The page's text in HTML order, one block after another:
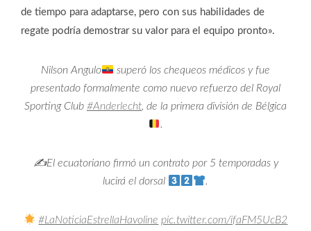
de tiempo para adaptarse, pero con sus habilidades de
regate podría demostrar su valor para el equipo pronto».
Nilson Angulo
superó los chequeos médicos y fue
presentado formalmente como nuevo refuerzo del Royal
Sporting Club #Anderlecht, de la primera división de Bélgica
.
✍El ecuatoriano firmó un contrato por 5 temporadas y
lucirá el dorsal
.
#LaNoticiaEstrellaHavoline pic.twitter.com/ifaFM5UcB2